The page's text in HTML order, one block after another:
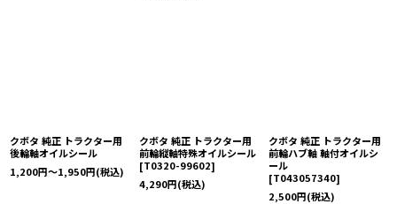
クボタ 純正 トラクター用
後輪軸オイルシール
1,200円～1,950円(税込)
クボタ 純正 トラクター用
前輪縦軸特殊オイルシール
[T0320-99602]
4,290円(税込)
クボタ 純正 トラクター用
前輪ハブ軸 軸付オイルシ
ール
[T043057340]
2,500円(税込)